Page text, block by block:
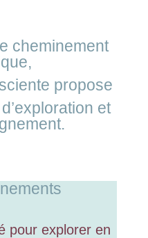
cheminement
propose
et
pour explorer en